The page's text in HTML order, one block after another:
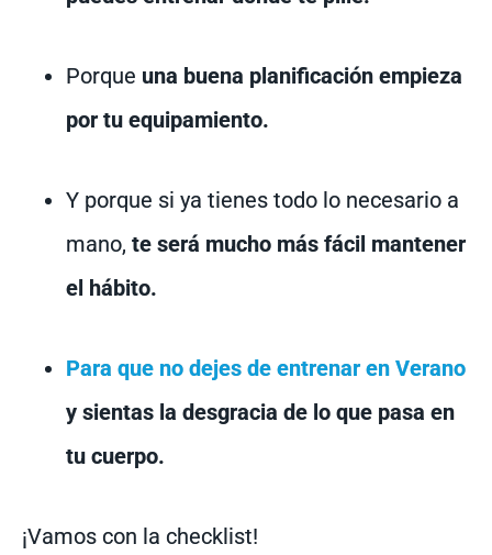
Porque una buena planificación empieza
por tu equipamiento.
Y porque si ya tienes todo lo necesario a
mano, te será mucho más fácil mantener
el hábito.
Para que no dejes de entrenar en Verano
y sientas la desgracia de lo que pasa en
tu cuerpo.
¡Vamos con la checklist!